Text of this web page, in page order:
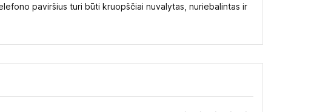
paviršius turi būti kruopščiai nuvalytas, nuriebalintas ir